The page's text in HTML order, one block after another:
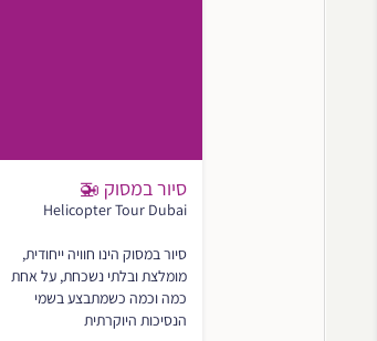
סיור במסוק 🚁
Helicopter Tour Dubai
סיור במסוק הינו חוויה ייחודית,
מומלצת ובלתי נשכחת, על אחת
כמה וכמה כשמתבצע בשמי
הנסיכות היוקרתית